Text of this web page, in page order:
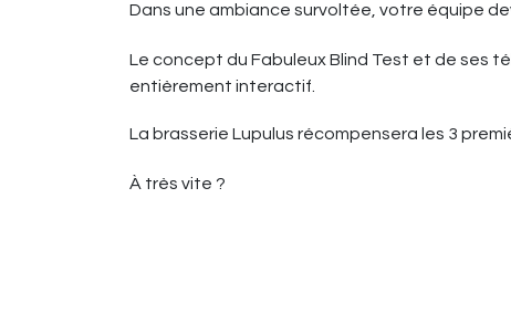
Dans une ambiance survoltée, votre équipe
Le concept du Fabuleux Blind Test et de ses
entièrement interactif.
La brasserie Lupulus récompensera les 3
À très vite ?